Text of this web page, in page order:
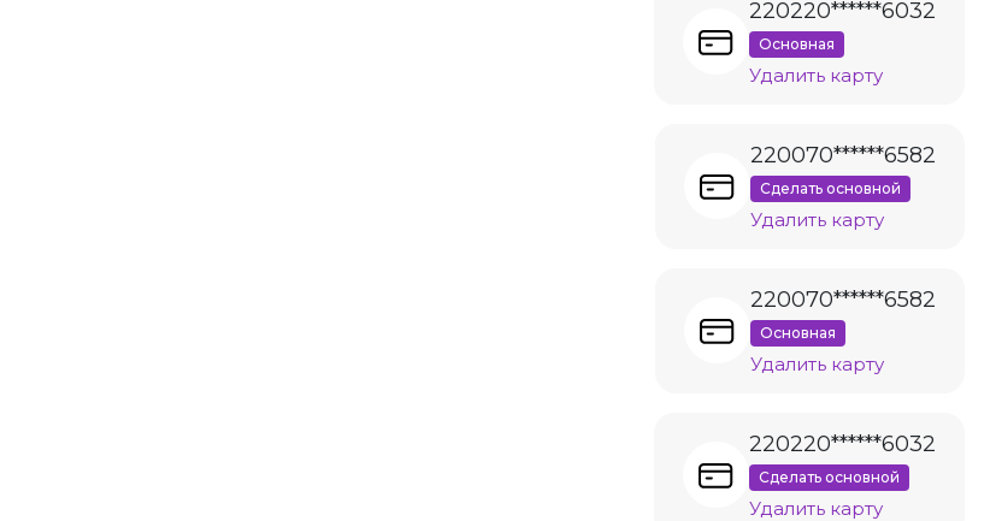
220220******6032
Основная
Удалить карту
220070******6582
Сделать основной
Удалить карту
220070******6582
Основная
Удалить карту
220220******6032
Сделать основной
Удалить карту